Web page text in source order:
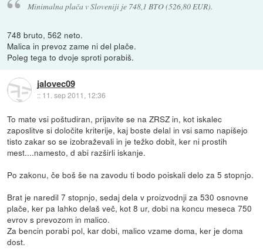
Minimalna plača v Sloveniji je 748,1 BTO (526,80 EUR).
748 bruto, 562 neto.
Malica in prevoz zame ni del plače.
Poleg tega to dvoje sproti porabiš.
jalovec09
:: 11. sep 2011, 12:36
To mate vsi poštudiran, prijavite se na ZRSZ in, kot iskalec
zaposlitve si določite kriterije, kaj boste delal in vsi samo napišejo
tisto zakar so se izobraževali in je težko dobit, ker ni prostih
mest....namesto, d abi razširli iskanje.
Po zakonu, če boš še na zavodu ti bodo poiskali delo za 5 stopnjo.
Brat je naredil 7 stopnjo, sedaj dela v proizvodnji za 530 osnovne
plače, ker pa lahko delaš več, kot 8 ur, dobi na koncu meseca 750
evrov s prevozom in malico.
Za bencin porabi pol, kar dobi, malico vzame doma, ker je doma
dost.